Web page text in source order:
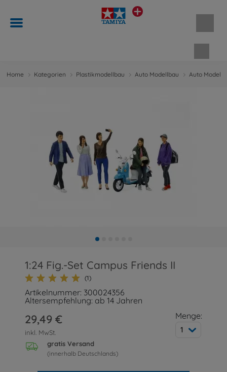
Home Kategorien Plastikmodellbau Auto Modellbau Auto
1:24 Fig.-Set Campus Friends II
(1)
Artikelnummer: 300024356
Altersempfehlung: ab 14 Jahren
29,49 €
inkl. MwSt.
gratis Versand
(innerhalb Deutschlands)
Menge:
1